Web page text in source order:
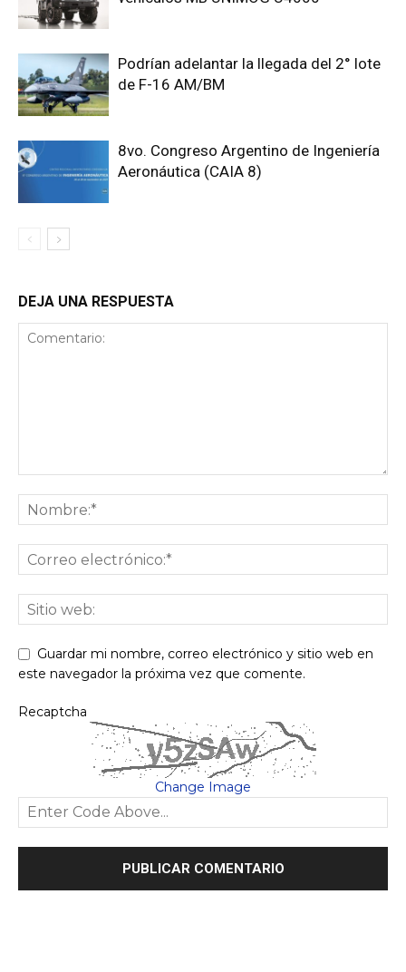
Podrían adelantar la llegada del 2° lote
de F-16 AM/BM
8vo. Congreso Argentino de Ingeniería
Aeronáutica (CAIA 8)
DEJA UNA RESPUESTA
Guardar mi nombre, correo electrónico y sitio web en
este navegador la próxima vez que comente.
Recaptcha
Change Image